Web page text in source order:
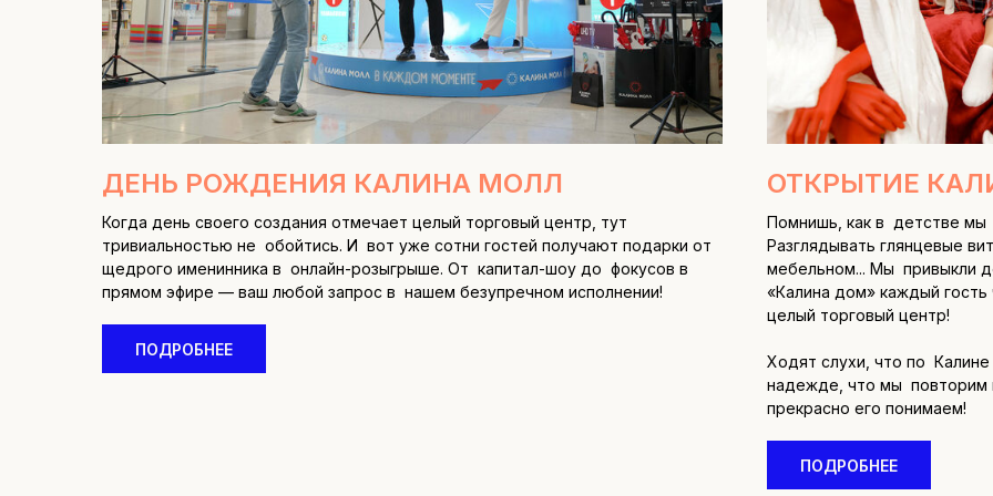
ДЕНЬ РОЖДЕНИЯ КАЛИНА МОЛЛ
Когда день своего создания отмечает целый торговый центр, тут
тривиальностью не обойтись. И вот уже сотни гостей получают подарки от
щедрого именинника в онлайн-розыгрыше. От капитал-шоу до фокусов в
прямом эфире — ваш любой запрос в нашем безупречном исполнении!
ПОДРОБНЕЕ
ОТКРЫТИЕ
Помнишь, как в детстве мы
Разглядывать глянцевые
мебельном... Мы привыкли
«Калина дом» каждый гость
целый торговый центр!
Ходят слухи, что по
надежде, что мы повторим
прекрасно его понимаем!
ПОДРОБНЕЕ